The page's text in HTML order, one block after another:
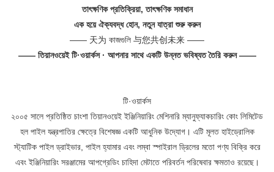
তাৎক্ষণিক প্রতিক্রিয়া, তাৎক্ষণিক সমাধান
এক হয়ে ঐক্যবদ্ধ হোন, নতুন যাত্রা শুরু করুন
—— 天为 কাজগুলি 与您共创未来 ——
—— তিয়ানওয়েই টি·ওয়ার্কস · আপনার সাথে একটি উন্নত ভবিষ্যত তৈরি করুন ——
টি·ওয়ার্কস
২০০৫ সালে প্রতিষ্ঠিত চাংশা তিয়ানওয়েই ইঞ্জিনিয়ারিং মেশিনারি ম্যানুফ্যাকচারিং কোং লিমিটেড
হল পাইল যন্ত্রপাতির ক্ষেত্রে বিশেষজ্ঞ একটি আধুনিক উদ্যোগ। এটি মূলত হাইড্রোলিক
স্ট্যাটিক পাইল ড্রাইভার, পাইল হ্যামার এবং লম্বা স্পাইরাল ড্রিলের মতো পণ্য বিক্রি করে
এবং ইঞ্জিনিয়ারিং সরঞ্জামের আপগ্রেডিং চাহিদা মেটাতে পরিবর্তন পরিষেবার ক্ষমতাও রয়েছে।